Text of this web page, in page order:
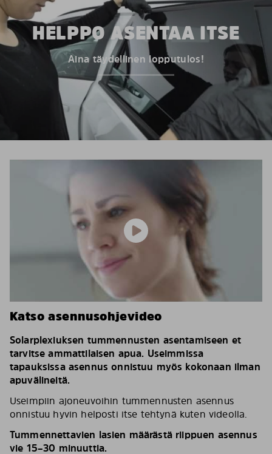
HELPPO ASENTAA ITSE
Aina täydellinen lopputulos!
Katso asennusohjevideo
Solarplexiuksen tummennusten asentamiseen et
tarvitse ammattilaisen apua. Useimmissa
tapauksissa asennus onnistuu myös kokonaan ilman
apuvälineitä.
Useimpiin ajoneuvoihin tummennusten asennus
onnistuu hyvin helposti itse tehtynä kuten videolla.
Tummennettavien lasien määrästä riippuen asennus
vie 15–30 minuuttia.